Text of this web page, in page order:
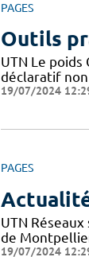
PAGES
Outils
UTN Le
déclaratif
19/07/2024
PAGES
UTN
de
19/07/2024